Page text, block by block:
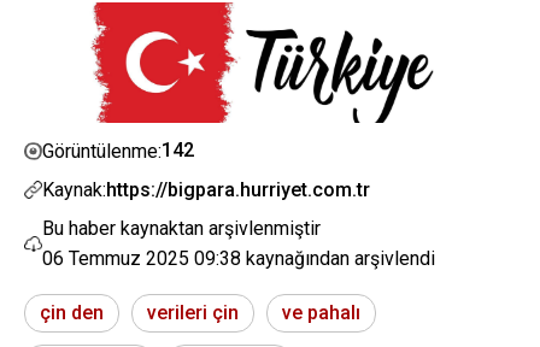
Görüntülenme:142
Kaynak:https://bigpara.hurriyet.com.tr
Bu haber kaynaktan arşivlenmiştir
06 Temmuz 2025 09:38 kaynağından arşivlendi
çin den verileri çin ve pahalı